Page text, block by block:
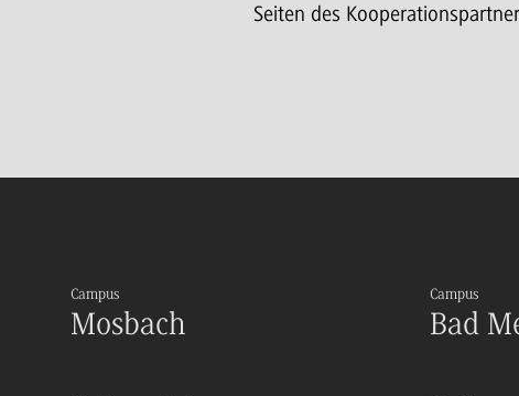
Seiten des
Campus
Mosbach
Campus
Bad